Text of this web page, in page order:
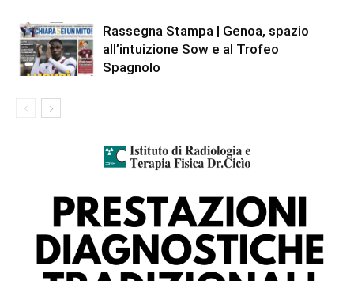
Rassegna Stampa | Genoa, spazio
all’intuizione Sow e al Trofeo
Spagnolo